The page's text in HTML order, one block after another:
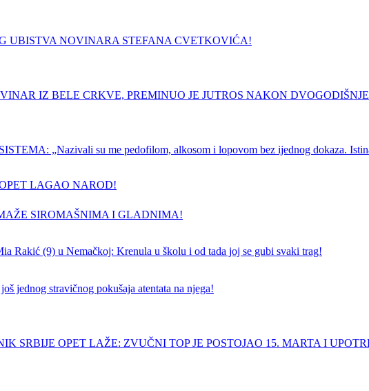
UBISTVA NOVINARA STEFANA CVETKOVIĆA!
IZ BELE CRKVE, PREMINUO JE JUTROS NAKON
„Nazivali su me pedofilom, alkosom i lopovom bez ijednog dokaza.
LAGAO NAROD!
SIROMAŠNIMA I GLADNIMA!
Rakić (9) u Nemačkoj: Krenula u školu i od tada joj se gubi svaki trag!
jednog stravičnog pokušaja atentata na njega!
SRBIJE OPET LAŽE: ZVUČNI TOP JE POSTOJAO 15. MARTA I